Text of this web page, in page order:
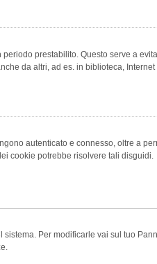
prestabilito. Questo serve a
da altri, ad es. in biblioteca,
autenticato e connesso, oltre a
cookie potrebbe risolvere tali disguidi.
Per modificarle vai sul tuo